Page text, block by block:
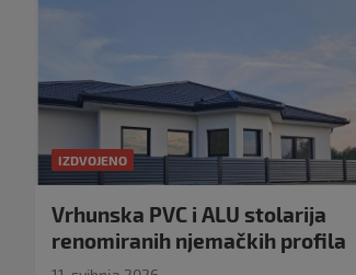
IZDVOJENO
Vrhunska PVC i ALU stolarija
renomiranih njemačkih profila